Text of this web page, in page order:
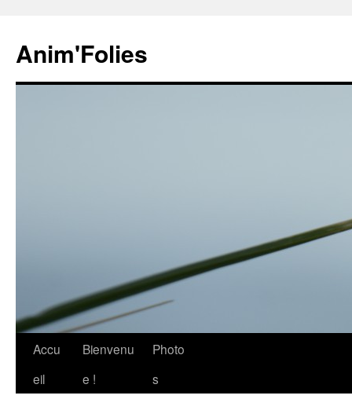
Anim'Folies
Aller
Accu
eil
Bienvenu
e !
Photo
s